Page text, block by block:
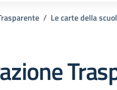
Le carte della